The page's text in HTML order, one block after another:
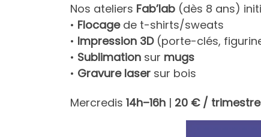
Nos ateliers Fab’lab (dès 8 ans)
• Flocagede t-shirts/sweats
• Impression 3D(porte-clés,
• Sublimation sur mugs
• Gravure laser sur bois
Mercredis 14h–16h | 20 € / trimestre